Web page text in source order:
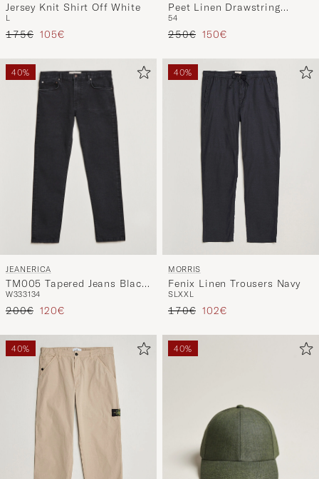
Jersey Knit Shirt Off White
L
Precio ordinario
175€ Precio reducido
105€
Peet Linen Drawstring
Shorts Open White
54
Precio ordinario
250€ Precio reducido
150€
40%
JEANERICA
TM005 Tapered Jeans Black
2 Weeks
W333134
Precio ordinario
200€ Precio reducido
120€
40%
MORRIS
Fenix Linen Trousers Navy
SLXXL
Precio ordinario
170€ Precio reducido
102€
40% 40%